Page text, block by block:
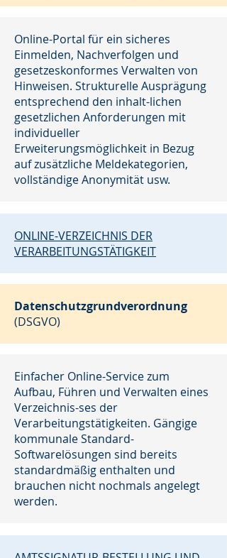
Online-Portal für ein sicheres
Einmelden, Nachverfolgen und
gesetzeskonformes Verwalten von
Hinweisen. Strukturelle Ausprägung
entsprechend den inhalt-lichen
gesetzlichen Anforderungen mit
individueller
Erweiterungsmöglichkeit in Bezug
auf zusätzliche Meldekategorien,
vollständige Anonymität usw.
ONLINE-VERZEICHNIS DER
VERARBEITUNGSTÄTIGKEIT
Datenschutzgrundverordnung
(DSGVO)
Einfacher Online-Service zum
Aufbau, Führen und Verwalten eines
Verzeichnis-ses der
Verarbeitungstätigkeiten. Gängige
kommunale Standard-
Softwarelösungen sind bereits
standardmäßig enthalten und
brauchen nicht nochmals angelegt
werden.